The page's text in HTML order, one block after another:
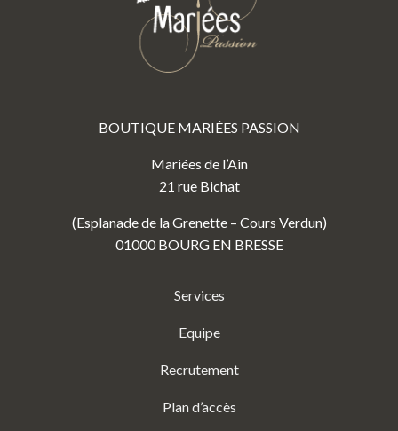
BOUTIQUE MARIÉES PASSION
Mariées de l’Ain
21 rue Bichat
(Esplanade de la Grenette – Cours Verdun)
01000 BOURG EN BRESSE
Services
Equipe
Recrutement
Plan d’accès